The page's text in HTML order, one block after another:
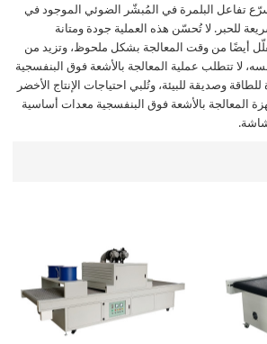
تفاعل البلمرة في المُبشّر الضوئي الموجود في
للحبر. لا تُحسّن هذه العملية جودة ومتانة
أيضًا من وقت المعالجة بشكل ملحوظ، وتزيد من
لا تتطلب عملية المعالجة بالأشعة فوق البنفسجية
وصديقة للبيئة، وتُلبي احتياجات الإنتاج الأخضر
المعالجة بالأشعة فوق البنفسجية معدات أساسية